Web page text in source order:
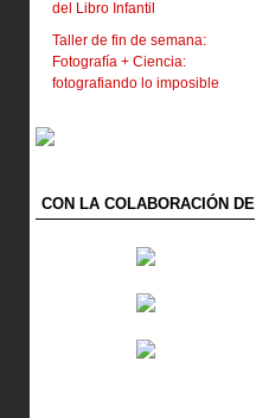
del Libro Infantil
Taller de fin de semana:
Fotografía + Ciencia:
fotografiando lo imposible
CON LA COLABORACIÓN DE